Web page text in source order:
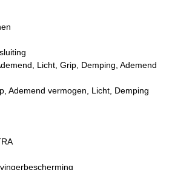
Licht, Grip, Demping, Ademend
Ademend vermogen, Licht, Demping